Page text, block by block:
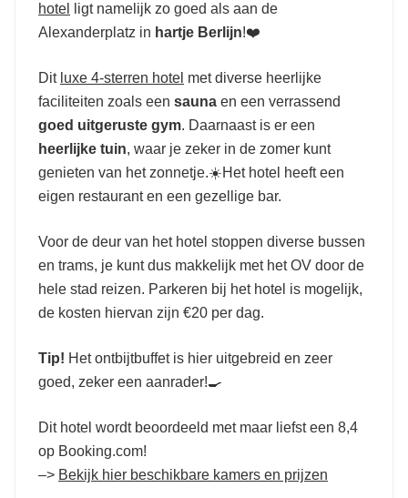
hotel
ligt namelijk zo goed als aan de
Alexanderplatz in hartje Berlijn!❤️
Dit luxe 4-sterren hotel met diverse heerlijke
faciliteiten zoals een sauna en een verrassend
goed uitgeruste gym. Daarnaast is er een
heerlijke tuin, waar je zeker in de zomer kunt
genieten van het zonnetje.☀️Het hotel heeft een
eigen restaurant en een gezellige bar.
Voor de deur van het hotel stoppen diverse bussen
en trams, je kunt dus makkelijk met het OV door de
hele stad reizen. Parkeren bij het hotel is mogelijk,
de kosten hiervan zijn €20 per dag.
Tip! Het ontbijtbuffet is hier uitgebreid en zeer
goed, zeker een aanrader!🍳
Dit hotel wordt beoordeeld met maar liefst een 8,4
op Booking.com!
–> Bekijk hier beschikbare kamers en prijzen